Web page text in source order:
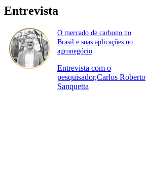
Entrevista
O mercado de carbono no
Brasil e suas aplicações no
agronegócio
Entrevista com o
pesquisador,Carlos Roberto
Sanquetta